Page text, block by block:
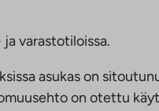
varastotiloissa.
asukas on
on otettu